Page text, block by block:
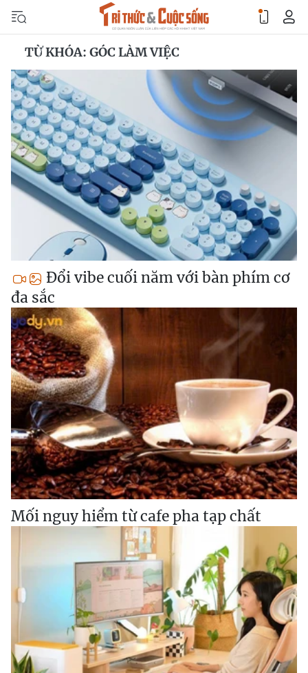
TỪ KHÓA: GÓC LÀM VIỆC
Đổi vibe cuối năm với bàn phím cơ
đa sắc
Mối nguy hiểm từ cafe pha tạp chất